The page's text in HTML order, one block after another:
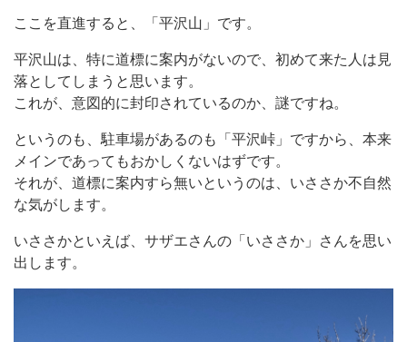
ここを直進すると、「平沢山」です。
平沢山は、特に道標に案内がないので、初めて来た人は見
落としてしまうと思います。
これが、意図的に封印されているのか、謎ですね。
というのも、駐車場があるのも「平沢峠」ですから、本来
メインであってもおかしくないはずです。
それが、道標に案内すら無いというのは、いささか不自然
な気がします。
いささかといえば、サザエさんの「いささか」さんを思い
出します。